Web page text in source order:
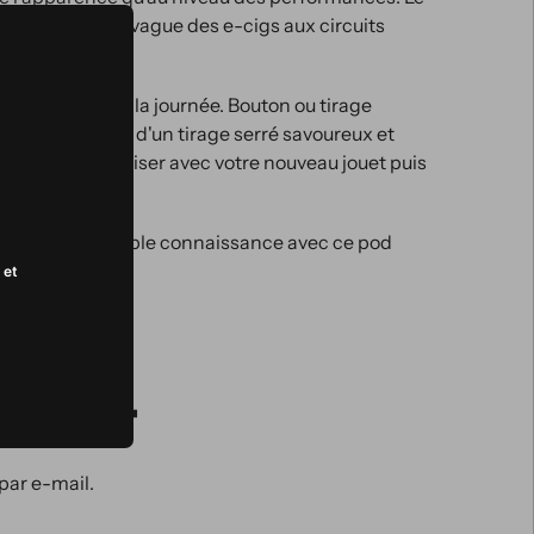
surfer sur la vague des e-cigs aux circuits
vaper toute la journée. Bouton ou tirage
de profiter d'un tirage serré savoureux et
vous familiariser avec votre nouveau jouet puis
plus ample connaissance avec ce pod
e-mail.
et